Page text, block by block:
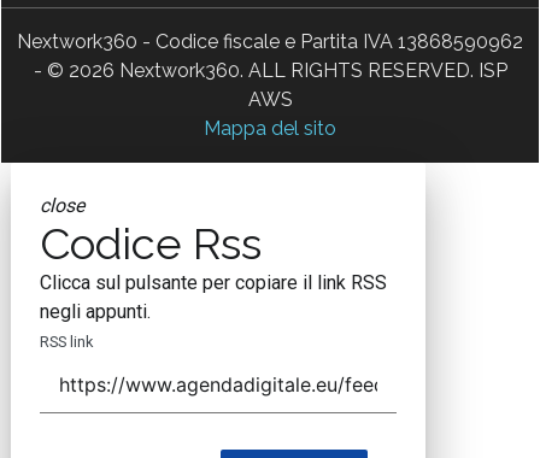
Nextwork360 - Codice fiscale e Partita IVA 13868590962
- © 2026 Nextwork360. ALL RIGHTS RESERVED. ISP
AWS
Mappa del sito
close
Codice Rss
Clicca sul pulsante per copiare il link RSS
negli appunti.
RSS link